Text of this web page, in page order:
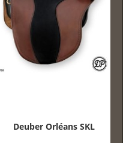
Deuber Orléans SKL